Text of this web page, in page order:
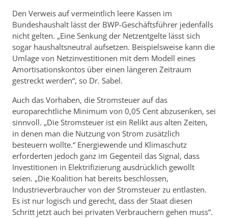
Den Verweis auf vermeintlich leere Kassen im
Bundeshaushalt lässt der BWP-Geschäftsführer jedenfalls
nicht gelten. „Eine Senkung der Netzentgelte lässt sich
sogar haushaltsneutral aufsetzen. Beispielsweise kann die
Umlage von Netzinvestitionen mit dem Modell eines
Amortisationskontos über einen längeren Zeitraum
gestreckt werden“, so Dr. Sabel.
Auch das Vorhaben, die Stromsteuer auf das
europarechtliche Minimum von 0,05 Cent abzusenken, sei
sinnvoll. „Die Stromsteuer ist ein Relikt aus alten Zeiten,
in denen man die Nutzung von Strom zusätzlich
besteuern wollte.“ Energiewende und Klimaschutz
erforderten jedoch ganz im Gegenteil das Signal, dass
Investitionen in Elektrifizierung ausdrücklich gewollt
seien. „Die Koalition hat bereits beschlossen,
Industrieverbraucher von der Stromsteuer zu entlasten.
Es ist nur logisch und gerecht, dass der Staat diesen
Schritt jetzt auch bei privaten Verbrauchern gehen muss“.